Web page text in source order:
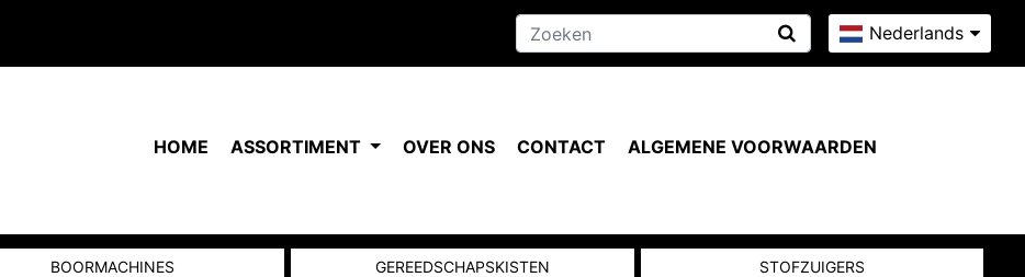
Nederlands
HOME ASSORTIMENT OVER ONS CONTACT ALGEMENE VOORWAARDEN
BOORMACHINES GEREEDSCHAPSKISTEN STOFZUIGERS